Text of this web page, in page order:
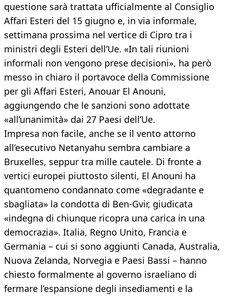
questione sarà trattata ufficialmente al Consiglio
Affari Esteri del 15 giugno e, in via informale,
settimana prossima nel vertice di Cipro tra i
ministri degli Esteri dell’Ue. «In tali riunioni
informali non vengono prese decisioni», ha però
messo in chiaro il portavoce della Commissione
per gli Affari Esteri, Anouar El Anouni,
aggiungendo che le sanzioni sono adottate
«all’unanimità» dai 27 Paesi dell’Ue.
Impresa non facile, anche se il vento attorno
all’esecutivo Netanyahu sembra cambiare a
Bruxelles, seppur tra mille cautele. Di fronte a
vertici europei piuttosto silenti, El Anouni ha
quantomeno condannato come «degradante e
sbagliata» la condotta di Ben-Gvir, giudicata
«indegna di chiunque ricopra una carica in una
democrazia». Italia, Regno Unito, Francia e
Germania – cui si sono aggiunti Canada, Australia,
Nuova Zelanda, Norvegia e Paesi Bassi – hanno
chiesto formalmente al governo israeliano di
fermare l’espansione degli insediamenti e la